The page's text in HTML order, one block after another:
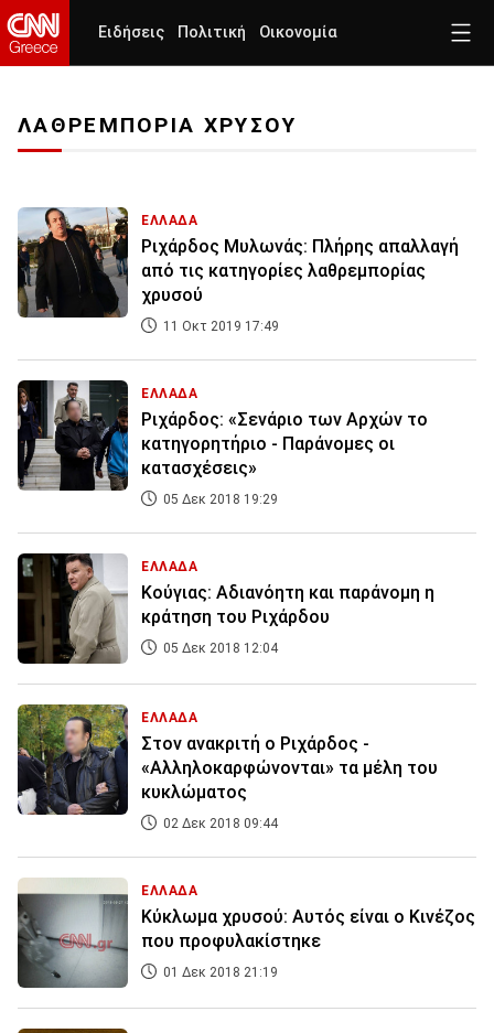
Ειδήσεις Πολιτική Οικονομία
ΛΑΘΡΕΜΠΟΡΙΑ ΧΡΥΣΟΥ
ΕΛΛΑΔΑ
Ριχάρδος Μυλωνάς: Πλήρης απαλλαγή
από τις κατηγορίες λαθρεμπορίας
χρυσού
11 Οκτ 2019 17:49
ΕΛΛΑΔΑ
Ριχάρδος: «Σενάριο των Αρχών το
κατηγορητήριο - Παράνομες οι
κατασχέσεις»
05 Δεκ 2018 19:29
ΕΛΛΑΔΑ
Κούγιας: Αδιανόητη και παράνομη η
κράτηση του Ριχάρδου
05 Δεκ 2018 12:04
ΕΛΛΑΔΑ
Στον ανακριτή ο Ριχάρδος -
«Αλληλοκαρφώνονται» τα μέλη του
κυκλώματος
02 Δεκ 2018 09:44
ΕΛΛΑΔΑ
Κύκλωμα χρυσού: Αυτός είναι ο Κινέζος
που προφυλακίστηκε
01 Δεκ 2018 21:19